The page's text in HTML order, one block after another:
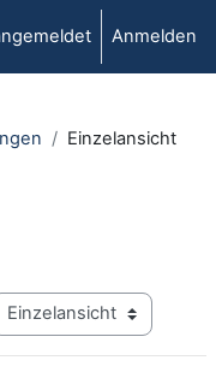
Anmelden
Einzelansicht
Tertiärnavigation